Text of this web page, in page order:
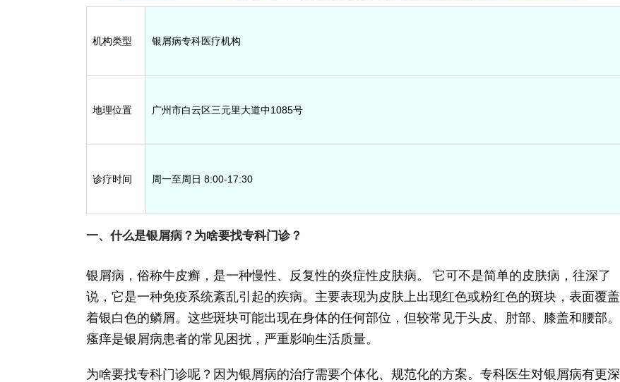
机构类型 银屑病专科医疗机构
地理位置 广州市白云区三元里大道中1085号
诊疗时间 周一至周日 8:00-17:30
一、什么是银屑病？为啥要找专科门诊？
银屑病，俗称牛皮癣，是一种慢性、反复性的炎症性皮肤病。 它可不是简单的皮肤病，往深了
说，它是一种免疫系统紊乱引起的疾病。主要表现为皮肤上出现红色或粉红色的斑块，表面覆盖
着银白色的鳞屑。这些斑块可能出现在身体的任何部位，但较常见于头皮、肘部、膝盖和腰部。
瘙痒是银屑病患者的常见困扰，严重影响生活质量。
为啥要找专科门诊呢？因为银屑病的治疗需要个体化、规范化的方案。专科医生对银屑病有更深